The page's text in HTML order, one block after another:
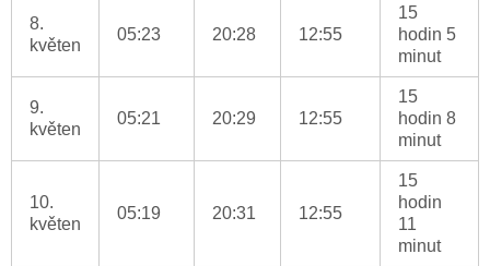
8.
květen
05:23 20:28 12:55
15
hodin 5
minut
9.
květen
05:21 20:29 12:55
15
hodin 8
minut
10.
květen
05:19 20:31 12:55
15
hodin
11
minut